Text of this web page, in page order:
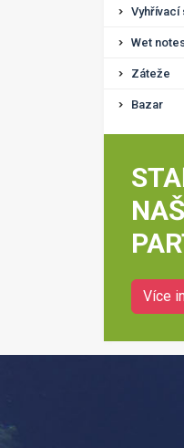
Vyhřívací
Wet
Záteže
Bazar
Více